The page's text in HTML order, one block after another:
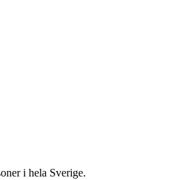
i hela Sverige.